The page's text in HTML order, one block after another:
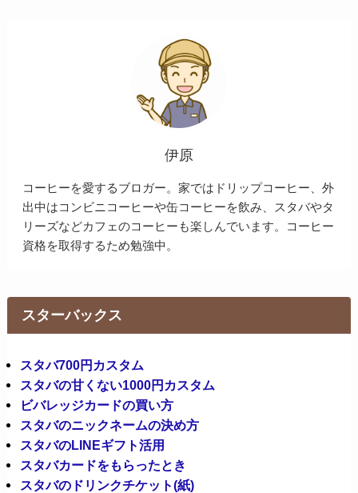
伊原
コーヒーを愛するブロガー。家ではドリップコーヒー、外
出中はコンビニコーヒーや缶コーヒーを飲み、スタバやタ
リーズなどカフェのコーヒーも楽しんでいます。コーヒー
資格を取得するため勉強中。
スターバックス
スタバ700円カスタム
スタバの甘くない1000円カスタム
ビバレッジカードの買い方
スタバのニックネームの決め方
スタバのLINEギフト活用
スタバカードをもらったとき
スタバのドリンクチケット(紙)